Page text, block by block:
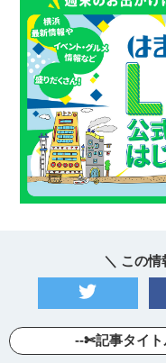
＼ この
--✄記事タイ